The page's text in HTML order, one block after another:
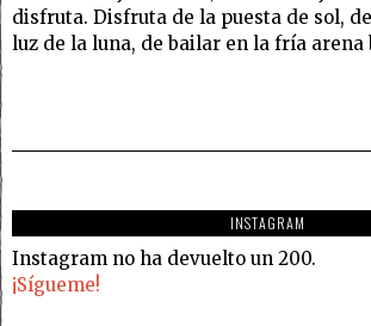
disfruta. Disfruta de la puesta de sol,
luz de la luna, de bailar en la fría arena
INSTAGRAM
Instagram no ha devuelto un 200.
¡Sígueme!